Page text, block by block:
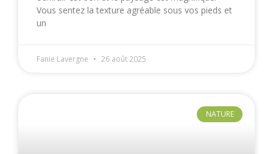
Vous sentez la texture agréable sous vos pieds et
un
Fanie Lavergne 26 août 2025
NATURE